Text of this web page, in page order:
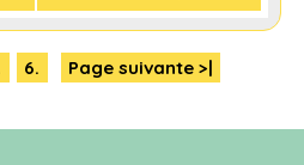
6. Page suivante >|